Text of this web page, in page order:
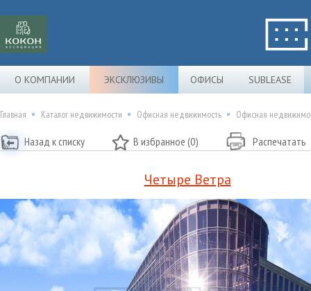
О КОМПАНИИ ЭКСКЛЮЗИВЫ ОФИСЫ SUBLEASE
Главная Каталог недвижимости Офисная недвижимость Офисная
Назад к списку В избранное (0) Распечатать
Четыре Ветра